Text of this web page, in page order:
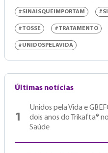
#SINAISQUEIMPORTAM
#TOSSE #TRATAMENTO
#UNIDOSPELAVIDA
Últimas notícias
1
Unidos pela Vida e
dois anos do Trikafta®
Saúde